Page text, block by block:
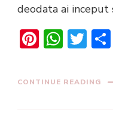
deodata ai
Pinterest
CONTINUE READING